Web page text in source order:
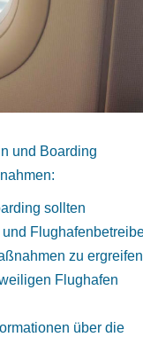
und Boarding
sollten
zu
Flughafen
über die